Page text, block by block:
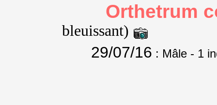
Orthetrum
bleuissant)
29/07/16 : Mâle - 1